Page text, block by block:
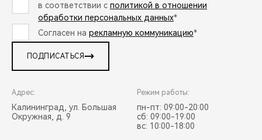
в соответствии с политикой в отношении
обработки персональных данных*
Согласен на рекламную коммуникацию*
ПОДПИСАТЬСЯ
Адрес:
Калининград, ул. Большая
Окружная, д. 9
Режим работы:
пн-пт: 09:00-20:00
сб: 09:00-19:00
вс: 10:00-18:00